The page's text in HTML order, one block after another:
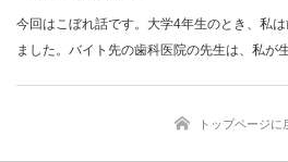
今回はこぼれ話です。大学4年生のとき、私
ました。バイト先の歯科医院の先生は、私
トップページに